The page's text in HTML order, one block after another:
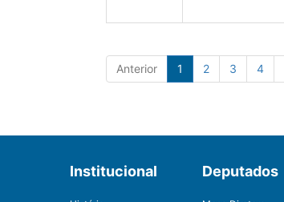
Anterior 1 2 3 4
Institucional Deputados